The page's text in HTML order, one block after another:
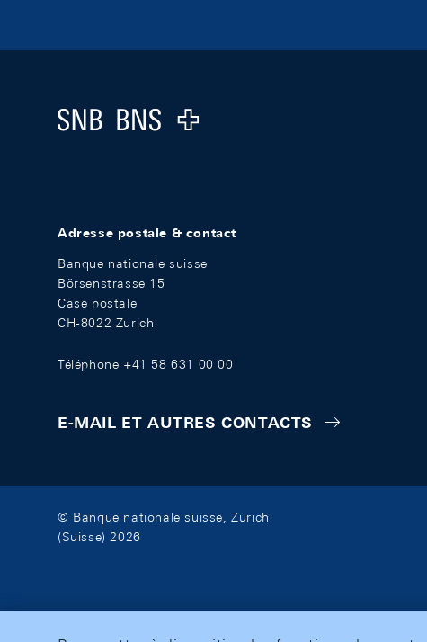
Logo
Adresse postale & contact
Banque nationale suisse
Börsenstrasse 15
Case postale
CH-8022 Zurich
Téléphone +41 58 631 00 00
E-MAIL ET AUTRES CONTACTS
© Banque nationale suisse, Zurich
(Suisse) 2026